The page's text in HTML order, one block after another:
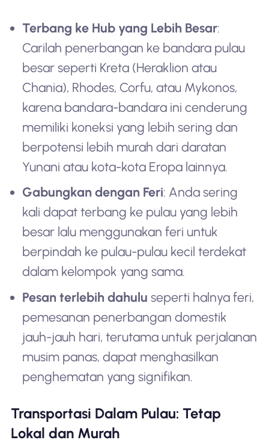
Terbang ke Hub yang Lebih Besar:
Carilah penerbangan ke bandara pulau
besar seperti Kreta (Heraklion atau
Chania), Rhodes, Corfu, atau Mykonos,
karena bandara-bandara ini cenderung
memiliki koneksi yang lebih sering dan
berpotensi lebih murah dari daratan
Yunani atau kota-kota Eropa lainnya.
Gabungkan dengan Feri: Anda sering
kali dapat terbang ke pulau yang lebih
besar lalu menggunakan feri untuk
berpindah ke pulau-pulau kecil terdekat
dalam kelompok yang sama.
Pesan terlebih dahulu seperti halnya feri,
pemesanan penerbangan domestik
jauh-jauh hari, terutama untuk perjalanan
musim panas, dapat menghasilkan
penghematan yang signifikan.
Transportasi Dalam Pulau: Tetap
Lokal dan Murah